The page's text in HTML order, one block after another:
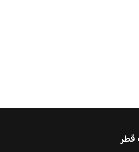
قطر